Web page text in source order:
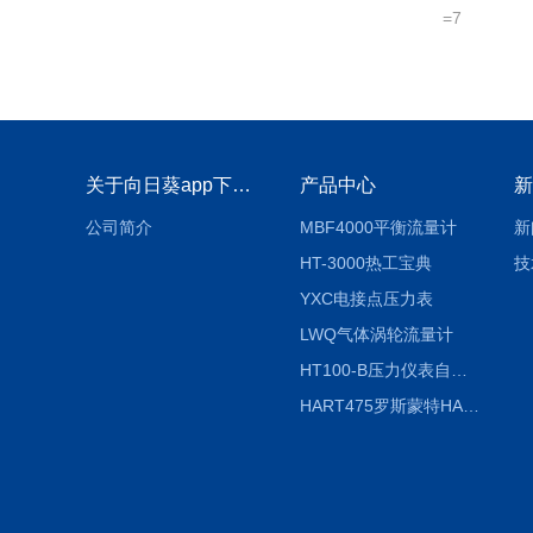
=7
关于向日葵app下载安装官方免费下载
公司简介
产品中心
MBF4000平衡流量计
HT-3000热工宝典
YXC电接点压力表
LWQ气体涡轮流量计
HART475罗斯蒙特HART475手操器